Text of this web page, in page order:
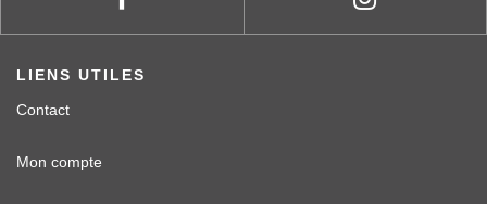
LIENS UTILES
Contact
Mon compte